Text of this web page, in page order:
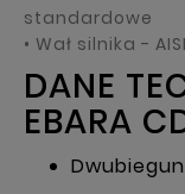
standardowe
• Wał silnika -
DANE
EBARA